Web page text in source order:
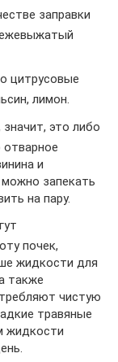
заправки
цитрусовые
лимон.
это либо
отварное
и
запекать
на пару.
почек,
жидкости для
также
чистую
травяные
жидкости